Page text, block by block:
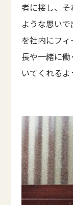
者に接し、
ような思い
を社内にフ
長や一緒に
いてくれるよ